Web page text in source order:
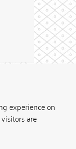
experience on
are